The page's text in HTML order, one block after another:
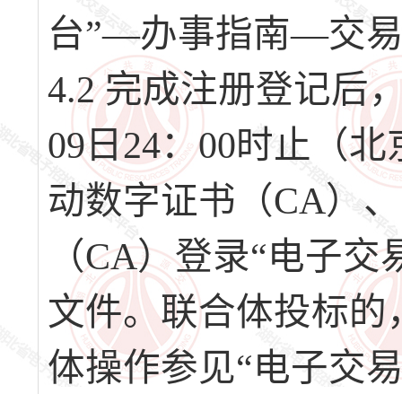
台”—办事指南—交
4.2 完成注册登记后
09日24：00时止（
动数字证书（CA）
（CA）登录“电子
文件。联合体投标
体操作参见“电子交